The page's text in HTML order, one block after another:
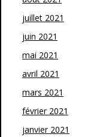
juillet 2021
juin 2021
mai 2021
avril 2021
mars 2021
février 2021
janvier 2021